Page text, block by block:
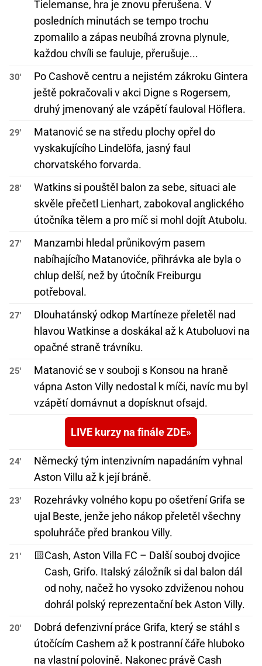
Tielemanse, hra je znovu přerušena. V
posledních minutách se tempo trochu
zpomalilo a zápas neubíhá zrovna plynule,
každou chvíli se fauluje, přerušuje...
30'
Po Cashově centru a nejistém zákroku Gintera
ještě pokračovali v akci Digne s Rogersem,
druhý jmenovaný ale vzápětí fauloval Höflera.
29'
Matanović se na středu plochy opřel do
vyskakujícího Lindelöfa, jasný faul
chorvatského forvarda.
28'
Watkins si pouštěl balon za sebe, situaci ale
skvěle přečetl Lienhart, zabokoval anglického
útočníka tělem a pro míč si mohl dojít Atubolu.
27'
Manzambi hledal průnikovým pasem
nabíhajícího Matanoviće, přihrávka ale byla o
chlup delší, než by útočník Freiburgu
potřeboval.
27'
Dlouhatánský odkop Martíneze přeletěl nad
hlavou Watkinse a doskákal až k Atuboluovi na
opačné straně trávníku.
25'
Matanović se v souboji s Konsou na hraně
vápna Aston Villy nedostal k míči, navíc mu byl
vzápětí domávnut a dopísknut ofsajd.
LIVE kurzy na finále ZDE
24'
Německý tým intenzivním napadáním vyhnal
Aston Villu až k její bráně.
23'
Rozehrávky volného kopu po ošetření Grifa se
ujal Beste, jenže jeho nákop přeletěl všechny
spoluhráče před brankou Villy.
21' 🟨Cash, Aston Villa FC – Další souboj dvojice
Cash, Grifo. Italský záložník si dal balon dál
od nohy, načež ho vysoko zdviženou nohou
dohrál polský reprezentační bek Aston Villy.
20'
Dobrá defenzivní práce Grifa, který se stáhl s
útočícím Cashem až k postranní čáře hluboko
na vlastní polovině. Nakonec právě Cash